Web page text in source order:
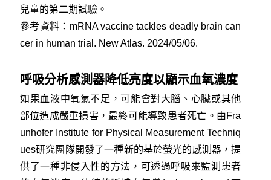
兒童的第二期試驗。
參考資料： mRNA vaccine tackles deadly brain can
cer in human trial. New Atlas. 2024/05/06.
呼吸分析感測器降低亮度以顯示血氧濃度
如果血液中氧氣不足，可能會對大腦、心臟或其他
部位造成嚴重損害，最終可能導致患者死亡。由Fra
unhofer Institute for Physical Measurement Techniq
ues研究團隊開發了一種新的基於螢光的感測器，提
供了一種非侵入性的方法，可透過呼吸來監測患者